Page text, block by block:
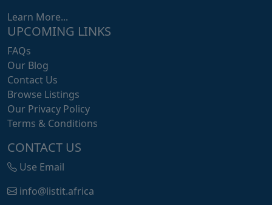
Learn More...
UPCOMING LINKS
FAQs
Our Blog
Contact Us
Browse Listings
Our Privacy Policy
Terms & Conditions
CONTACT US
Use Email
info@listit.africa